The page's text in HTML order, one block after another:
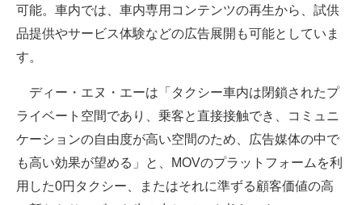
可能。車内では、車内専用コンテンツの再生から、試供
品提供やサービス体験などの広告展開も可能としていま
す。
ディー・エヌ・エーは「タクシー車内は閉鎖されたプ
ライベート空間であり、乗客と直接接触でき、コミュニ
ケーションの自由度が高い空間のため、広告媒体の中で
も高い効果が望める」と、MOVのプラットフォームを利
用した0円タクシー、またはそれに準ずる顧客価値の高